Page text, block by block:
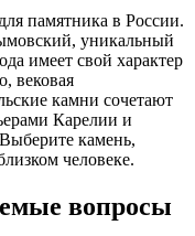
памятника в России.
уникальный
имеет свой характер
вековая
камни сочетают
Карелии и
камень,
человеке.
вопросы